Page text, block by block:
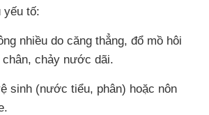
yếu tố:
nhiều do căng thẳng, đổ mồ hôi
chảy nước dãi.
sinh (nước tiểu, phân) hoặc nôn